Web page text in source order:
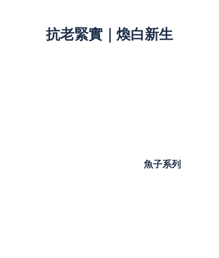
抗老緊實｜煥白新生
魚子系列